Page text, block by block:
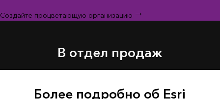
Создайте процветающую организацию
В отдел продаж